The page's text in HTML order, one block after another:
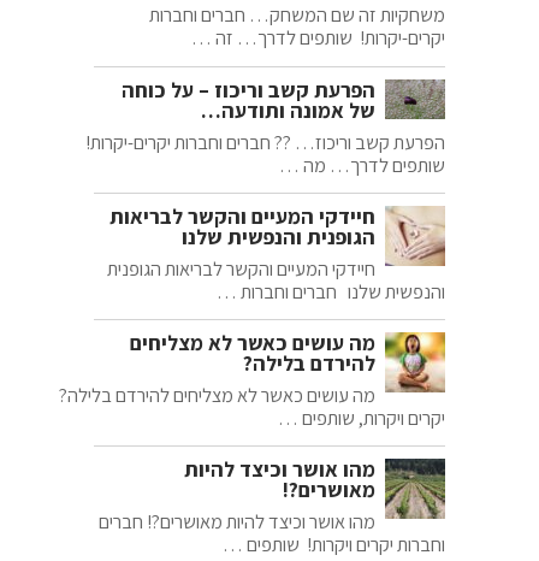
משחקיות זה שם המשחק… חברים וחברות
יקרים-יקרות! שותפים לדרך… זה …
הפרעת קשב וריכוז – על כוחה
של אמונה ותודעה…
הפרעת קשב וריכוז… ?? חברים וחברות יקרים-יקרות!
שותפים לדרך… מה …
חיידקי המעיים והקשר לבריאות
הגופנית והנפשית שלנו
חיידקי המעיים והקשר לבריאות הגופנית
והנפשית שלנו חברים וחברות …
מה עושים כאשר לא מצליחים
להירדם בלילה?
מה עושים כאשר לא מצליחים להירדם בלילה?
יקרים ויקרות, שותפים …
מהו אושר וכיצד להיות
מאושרים?!
מהו אושר וכיצד להיות מאושרים?! חברים
וחברות יקרים ויקרות! שותפים …